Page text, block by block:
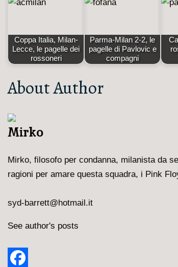
Coppa Italia, Milan-
Lecce, le pagelle dei
rossoneri
Parma-Milan 2-2, le
pagelle di Pavlovic e
compagni
About Author
Mirko
Mirko, filosofo per condanna, milanista da
ragioni per amare questa squadra, i Pink
syd-barrett@hotmail.it
See author's posts